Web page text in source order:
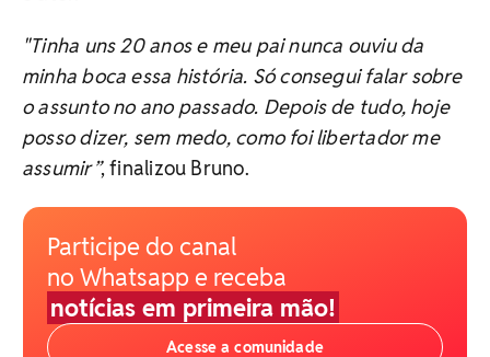
"Tinha uns 20 anos e meu pai nunca ouviu da
minha boca essa história. Só consegui falar sobre
o assunto no ano passado. Depois de tudo, hoje
posso dizer, sem medo, como foi libertador me
assumir”, finalizou Bruno.
Participe do canal
no Whatsapp e receba
notícias em primeira mão!
Acesse a comunidade